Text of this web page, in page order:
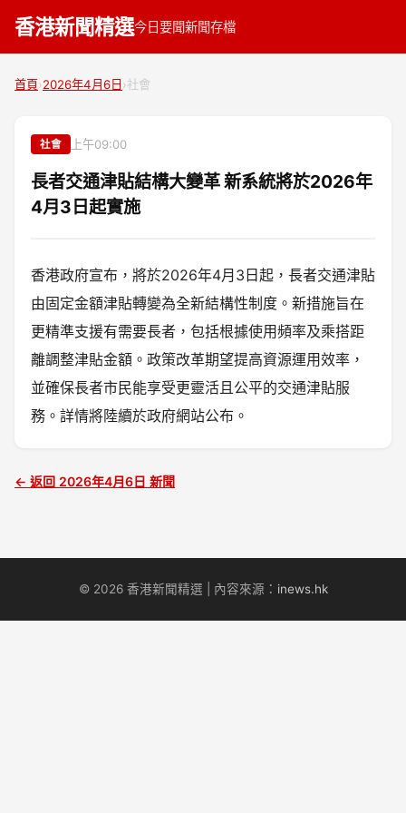
香港新聞精選今日要聞新聞存檔
首頁›2026年4月6日 ›社會
社會 上午09:00
長者交通津貼結構大變革 新系統將於2026年
4月3日起實施
香港政府宣布，將於2026年4月3日起，長者交通津貼
由固定金額津貼轉變為全新結構性制度。新措施旨在
更精準支援有需要長者，包括根據使用頻率及乘搭距
離調整津貼金額。政策改革期望提高資源運用效率，
並確保長者市民能享受更靈活且公平的交通津貼服
務。詳情將陸續於政府網站公布。
← 返回 2026年4月6日 新聞
© 2026 香港新聞精選 | 內容來源： inews.hk